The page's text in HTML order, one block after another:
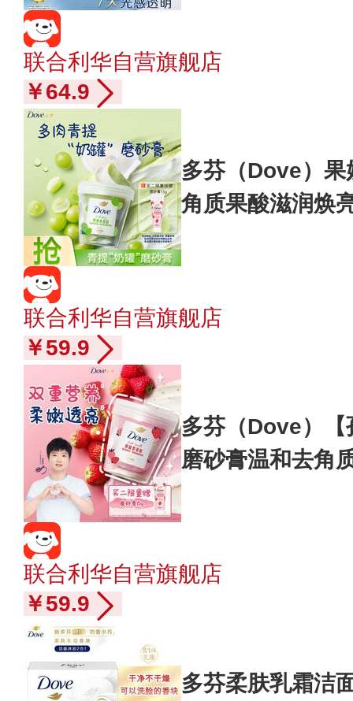
联合利华自营旗舰店
￥64.9
多芬（Dove）果
角质果酸滋润焕
联合利华自营旗舰店
￥59.9
多芬（Dove）【
磨砂膏温和去角
联合利华自营旗舰店
￥59.9
多芬柔肤乳霜洁